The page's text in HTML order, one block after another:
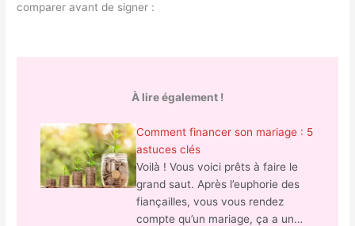
comparer avant de signer :
À lire également !
Comment financer son mariage : 5
astuces clés
Voilà ! Vous voici prêts à faire le
grand saut. Après l’euphorie des
fiançailles, vous vous rendez
compte qu’un mariage, ça a un…